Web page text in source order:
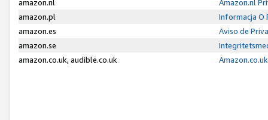
amazon.nl
Amazon.nl
amazon.pl
Informacja O
amazon.es
Aviso de
amazon.se
amazon.co.uk, audible.co.uk